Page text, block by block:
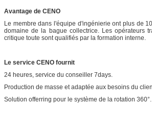
Avantage de CENO
Le membre dans l'équipe d'ingénierie ont plus de
domaine de la bague collectrice. Les opérateurs
critique toute sont qualifiés par la formation interne.
Le service CENO fournit
24 heures, service du conseiller 7days.
Production de masse et adaptée aux besoins du
Solution offerring pour le système de la rotation 360°.